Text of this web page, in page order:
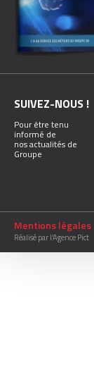
SUIVEZ-NOUS !
Pour être tenu
informé de
nos actualités de
Groupe
Mentions légales
Réalisé par l’Agence Pict